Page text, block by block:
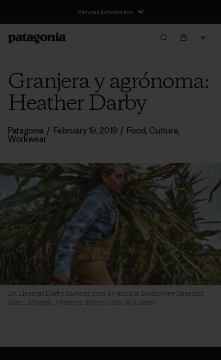
Returns Information
Granjera y agrónoma:
Heather Darby
Patagonia / February 19, 2019 / Food, Culture,
Workwear
Dr. Heather Darby harvests corn by hand at Borderview Research
Farm. Alburgh, Vermont. Photo: Colin McCarthy